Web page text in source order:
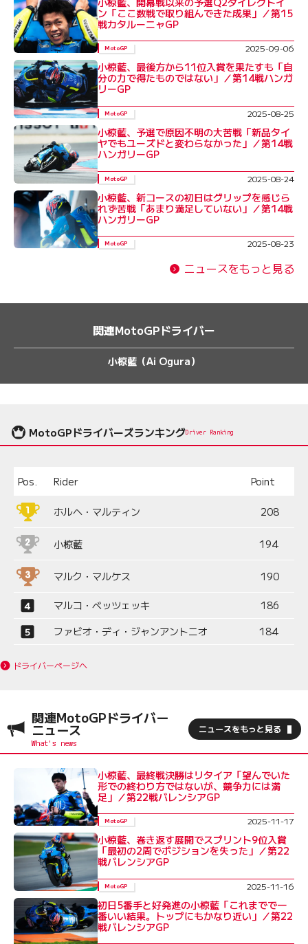
ン「ここ数戦で取り組んできた成果」／第15
戦カタルーニャGP
MotoGP 2025-09-06
小椋藍、最後方から11位入賞を果たすも「自
分の力で得たものではない」／第14戦ハンガ
リーGP
MotoGP 2025-08-25
小椋藍、予選で原因不明の大苦戦「新品タイ
ヤでもユーズドと変わらなかった」／第14戦
ハンガリーGP
MotoGP 2025-08-24
小椋藍、新コースの初日はグリップを感じら
れず苦戦「あまり満足していない」／第14戦
ハンガリーGP
MotoGP 2025-08-23
ニュースをもっと見る
関連MotoGPドライバー
小椋藍（Ai Ogura）
MotoGPドライバーズランキングDriver Ranking
Pos. Rider Point
ホルヘ・マルティン 208
小椋藍 194
マルク・マルケス 190
マルコ・ベッツェッキ
186
ファビオ・ディ・ジャンアントニオ
184
ドライバーページへ
関連MotoGPドライバー
ニュース ニュースをもっと見る
小椋藍、最終戦決勝はリタイア「望んでいた
形での終わり方ではないが、競争力には満
足」／第22戦バレンシアGP
MotoGP 2025-11-17
小椋藍、巻き返す展開でスプリント9位入賞
「最初の2周でポジションを失った」／第22
戦バレンシアGP
MotoGP 2025-11-16
初日5番手と好発進の小椋藍「これまでで一
番いい結果。トップにもかなり近い」／第22
戦バレンシアGP